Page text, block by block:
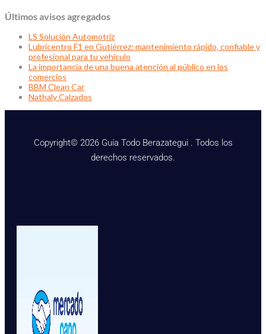
Últimos avisos agregados
LS Solución Automotriz
Lubricentro F1 en Gutiérrez: mantenimiento rápido, confiable y
profesional para tu vehículo
La importancia de una buena atención al público en los
comercios
BBM Clean Car
Nathaly Calzados
Copyright© 2026 Guía Todo Berazategui . Todos los
derechos reservados.